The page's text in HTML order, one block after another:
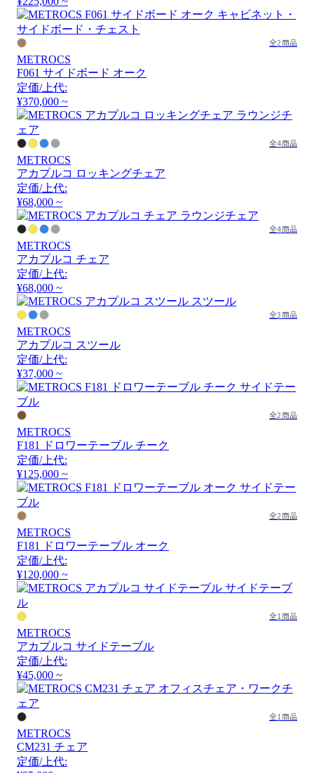
全2商品
METROCS
F061 サイドボード オーク
定価/上代:
¥370,000 ~
全4商品
METROCS
アカプルコ ロッキングチェア
定価/上代:
¥68,000 ~
全4商品
METROCS
アカプルコ チェア
定価/上代:
¥68,000 ~
全3商品
METROCS
アカプルコ スツール
定価/上代:
¥37,000 ~
全2商品
METROCS
F181 ドロワーテーブル チーク
定価/上代:
¥125,000 ~
全2商品
METROCS
F181 ドロワーテーブル オーク
定価/上代:
¥120,000 ~
全1商品
METROCS
アカプルコ サイドテーブル
定価/上代:
¥45,000 ~
全1商品
METROCS
CM231 チェア
定価/上代: